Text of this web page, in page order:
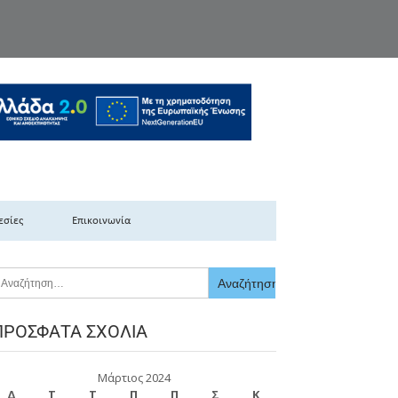
Ελλάδας
Επικοινωνία
ΣΧΌΛΙΑ
Μάρτιος 2024
Δ
Τ Τ Π Π Σ Κ